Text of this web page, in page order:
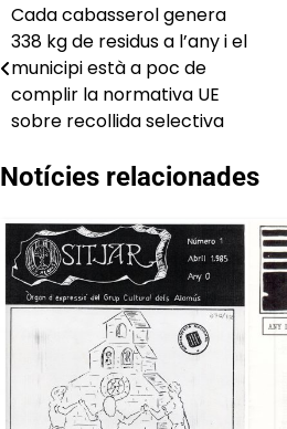
Navegació
d'entrades
Cada cabasserol genera
338 kg de residus a l’any i el
municipi està a poc de
complir la normativa UE
sobre recollida selectiva
Notícies relacionades